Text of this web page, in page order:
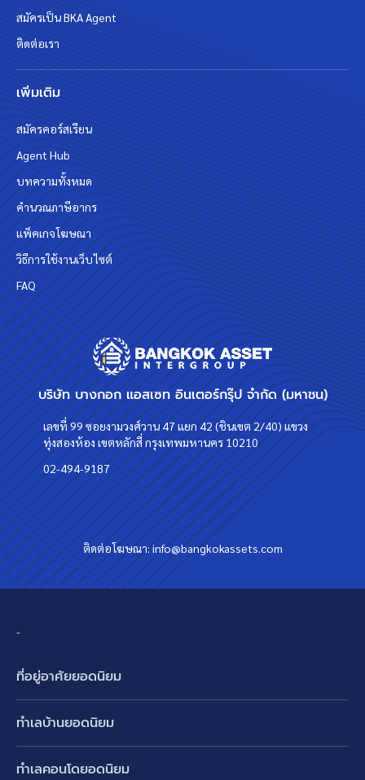
บริษัท บางกอก แอสเซท อินเตอร์กรุ๊ป จำกัด (มหาชน)
เลขที่ 99 ซอยงามวงศ์วาน 47 แยก 42 (ชินเขต 2/40) แขวง
ทุ่งสองห้อง เขตหลักสี่ กรุงเทพมหานคร 10210
02-494-9187
ติดต่อโฆษณา:info@bangkokassets.com
สมัครเป็น BKA Agent
ติดต่อเรา
เพิ่มเติม
สมัครคอร์สเรียน
Agent Hub
บทความทั้งหมด
คำนวณภาษีอากร
แพ็คเกจโฆษณา
วิธีการใช้งานเว็บไซต์
FAQ
-
ที่อยู่อาศัยยอดนิยม
ทาวน์เฮ้าส์ ทาวน์โฮม
ทำเลบ้านยอดนิยม
ทำเลคอนโดยอดนิยม